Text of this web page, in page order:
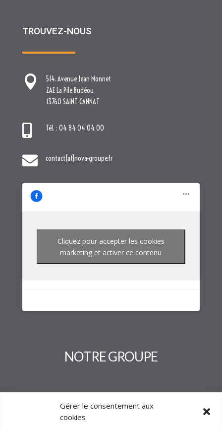
Gérer le consentement aux
cookies
TROUVEZ-NOUS

514. Avenue Jean Monnet
ZAE La Pile Budéou
13760 SAINT-CANNAT
 Tél. : 04 84 04 04 00
 contact[at]nova-groupe.fr
Cliquez pour accepter les cookies
marketing et activer ce contenu
NOTRE GROUPE